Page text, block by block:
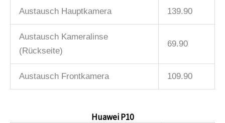
Austausch Hauptkamera 139.90
Austausch Kameralinse
(Rückseite)
69.90
Austausch Frontkamera 109.90
Huawei P10